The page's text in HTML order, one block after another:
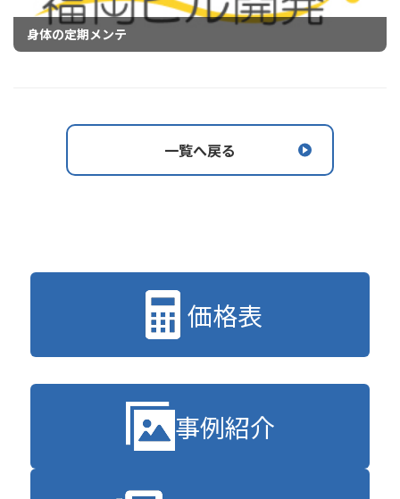
身体の定期メンテ
一覧へ戻る
価格表
事例紹介